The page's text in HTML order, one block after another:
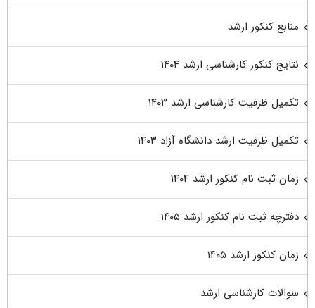
منابع کنکور ارشد
نتایج کنکور کارشناسی ارشد ۱۴۰۴
تکمیل ظرفیت کارشناسی ارشد ۱۴۰۳
تکمیل ظرفیت ارشد دانشگاه آزاد ۱۴۰۳
زمان ثبت نام کنکور ارشد ۱۴۰۴
دفترچه ثبت نام کنکور ارشد ۱۴۰۵
زمان کنکور ارشد ۱۴۰۵
سوالات کارشناسی ارشد